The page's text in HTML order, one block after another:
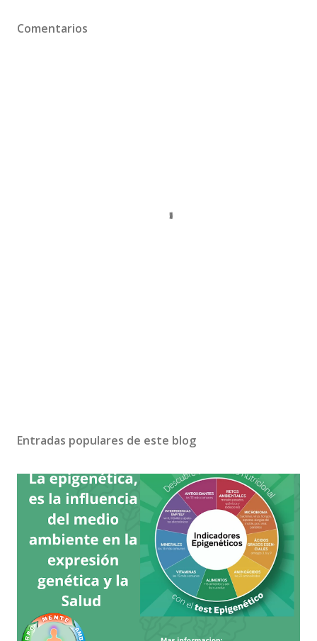
Comentarios
Entradas populares de este blog